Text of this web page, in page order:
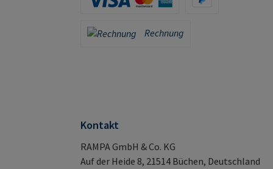
Rechnung
Rechnung
Kontakt
RAMPA GmbH & Co. KG
Auf der Heide 8, 21514 Büchen, Deutschland